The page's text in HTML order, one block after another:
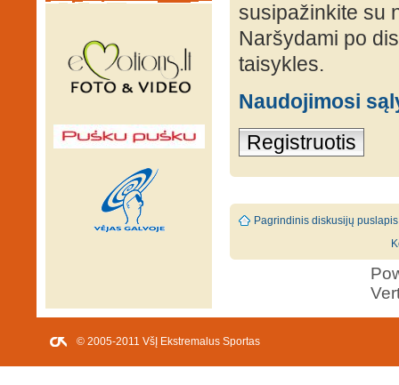
susipažinkite su
Naršydami po
taisykles.
Naudojimosi
Registruotis
Pagrindinis diskusijų puslapis
© 2005-2011 VšĮ Ekstremalus Sportas